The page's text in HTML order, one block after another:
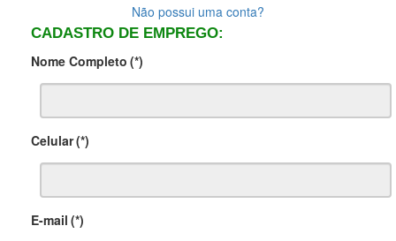
Não possui uma conta?
CADASTRO DE EMPREGO:
Nome Completo (*)
Celular(*)
E-mail (*)